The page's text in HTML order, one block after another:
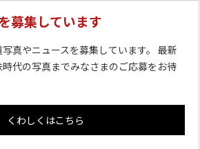
募集しています
真やニュースを募集しています。 最新
代の写真までみなさまのご応募をお待
くわしくはこちら